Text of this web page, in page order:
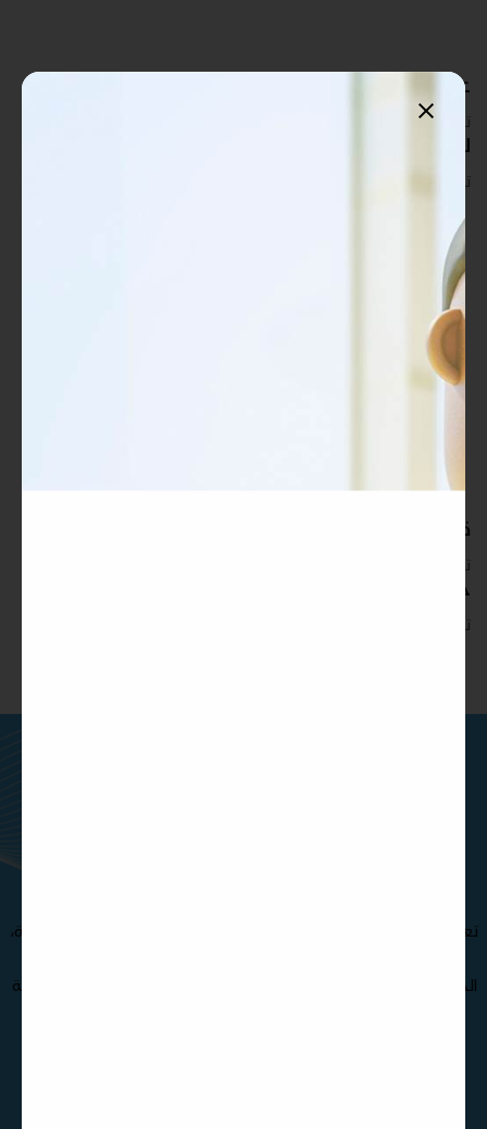
عدد غير محدود من المستخدمين
تدريب أكبر عدد تريده من المشاركين في موقعك - ​​إلى الأبد!
لا توجد رسوم تجديد سنوية
تدريب أكبر عدد تريده من المشاركين في موقعك - ​​إلى الأبد!
قابلة للتخصيص بالكامل
تدريب أكبر عدد تريده من المشاركين في موقعك - ​​إلى الأبد!
حقوق طباعة غير محدودة
تدريب أكبر عدد تريده من المشاركين في موقعك - ​​إلى الأبد!
تعرف على فريقنا الإستثنائي من المتخصصين و الدكاترة الأكثر خبرة،
الحقائب التدريبية , كذلك نوفر مجموعة متنوعة من حقائب تدريبية